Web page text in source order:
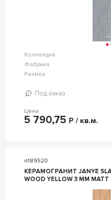
Коллекция
Фабрика
Размер
Под заказ
Цена
5 790,75 Р / кв.м.
n189520
КЕРАМОГРАНИТ JANYE